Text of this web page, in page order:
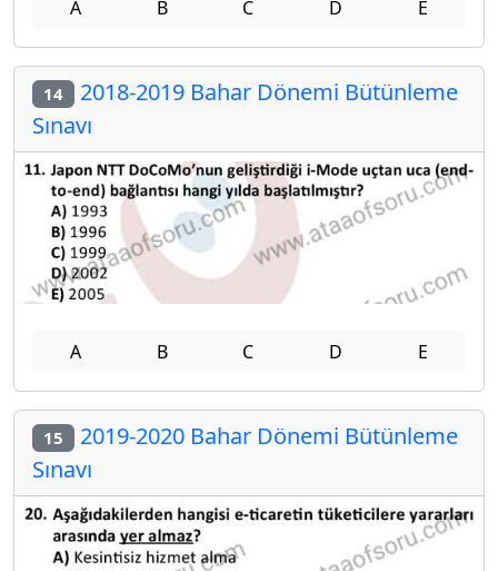
A B C D E
14 2018-2019 Bahar Dönemi Bütünleme
Sınavı
A B C D E
15 2019-2020 Bahar Dönemi Bütünleme
Sınavı